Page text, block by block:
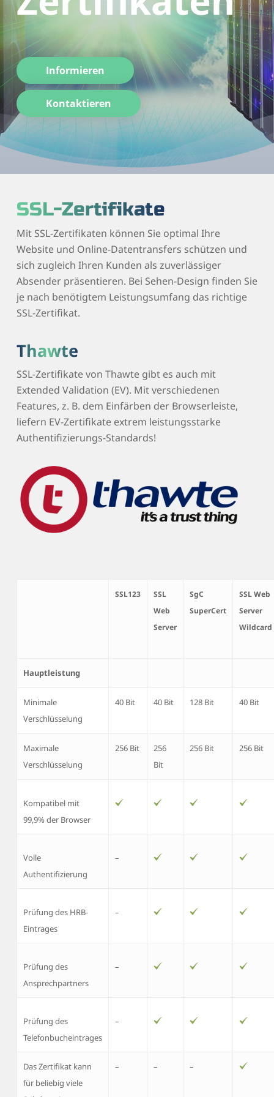
Informieren
Kontaktieren
SSL-Zertifikate
Mit SSL-Zertifikaten können Sie optimal Ihre
Website und Online-Datentransfers schützen und
sich zugleich Ihren Kunden als zuverlässiger
Absender präsentieren. Bei Sehen-Design finden Sie
je nach benötigtem Leistungsumfang das richtige
SSL-Zertifikat.
Thawte
SSL-Zertifikate von Thawte gibt es auch mit
Extended Validation (EV). Mit verschiedenen
Features, z. B. dem Einfärben der Browserleiste,
liefern EV-Zertifikate extrem leistungsstarke
Authentifizierungs-Standards!
SSL123
SSL
Web
Server
SgC
SuperCert
SSL Web
Server
Wildcard
Hauptleistung
Minimale
Verschlüsselung
40 Bit 40 Bit 128 Bit 40 Bit
Maximale
Verschlüsselung
256 Bit
256
Bit
256 Bit 256 Bit
Kompatibel mit
99,9% der Browser
Volle
Authentifizierung
–
Prüfung des HRB-
Eintrages
–
Prüfung des
Ansprechpartners
–
Prüfung des
Telefonbucheintrages
–
Das Zertifikat kann
für beliebig viele
– – –